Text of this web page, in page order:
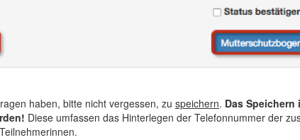
haben, bitte nicht vergessen, zu speichern. Das
Diese umfassen das Hinterlegen der Telefonnummer der